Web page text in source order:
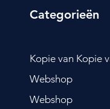
Categorieën
Kopie van Kopie
Webshop
Webshop